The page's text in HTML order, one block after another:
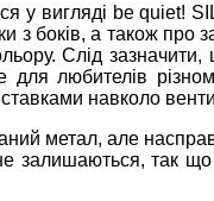
у вигляді be
з боків, а також
Слід
любителів
навколо
метал, але
залишаються, так